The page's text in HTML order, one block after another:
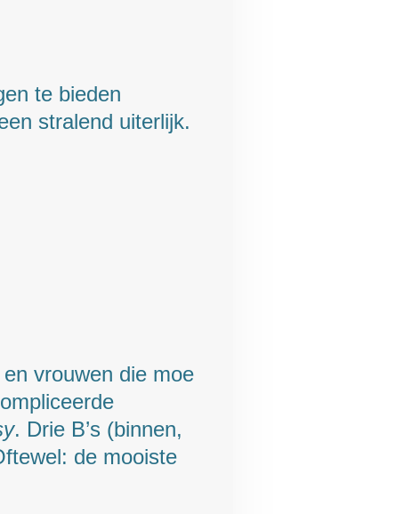
te bieden
stralend uiterlijk.
vrouwen die moe
. Drie B’s (binnen,
de mooiste